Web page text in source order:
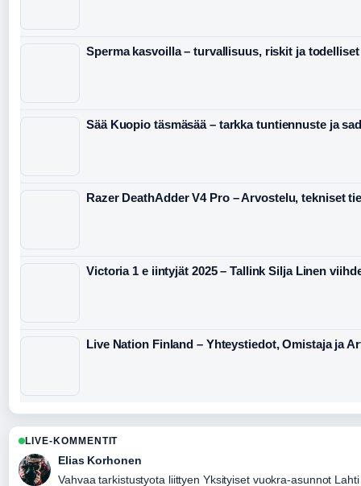
Sperma kasvoilla – turvallisuus, riskit ja
Sää Kuopio täsmäsää – tarkka tuntiennuste ja
Razer DeathAdder V4 Pro – Arvostelu, tekniset
Victoria 1 e iintyjät 2025 – Tallink Silja Linen
Live Nation Finland – Yhteystiedot, Omistaja ja
LIVE-KOMMENTIT
Elias Korhonen
Vahvaa tarkistustyota liittyen Yksityiset vuokra-asunnot